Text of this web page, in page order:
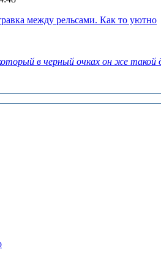
между рельсами. Как то уютно
в черный очках он же такой